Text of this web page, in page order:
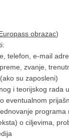
obrazac)
telefon, e-mail
zvanje,
su zaposleni)
i teorijskog rada
programa
o ciljevima,